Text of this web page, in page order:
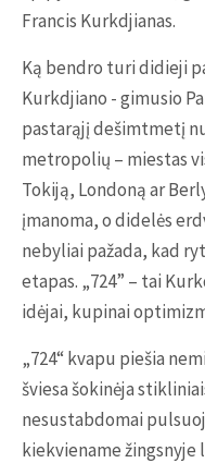
Francis Kurkdjianas.
Ką bendro turi didieji
Kurkdjiano - gimusio
pastarąjį dešimtmetį
metropolių – miestas
Tokiją, Londoną ar
įmanoma, o didelės
nebyliai pažada, kad
etapas. „724” – tai
idėjai, kupinai
„724“ kvapu piešia
šviesa šokinėja
nesustabdomai
kiekviename žingsnyje